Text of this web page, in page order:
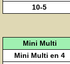
10-5
Mini Multi
Mini Multi en 4